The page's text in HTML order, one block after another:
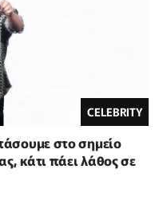
CELEBRITY
στο σημείο
κάτι πάει λάθος σε